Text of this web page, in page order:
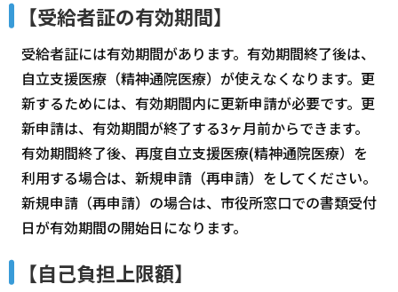
【受給者証の有効期間】
受給者証には有効期間があります。有効期間終了後は、
自立支援医療（精神通院医療）が使えなくなります。更
新するためには、有効期間内に更新申請が必要です。更
新申請は、有効期間が終了する3ヶ月前からできます。
有効期間終了後、再度自立支援医療(精神通院医療）を
利用する場合は、新規申請（再申請）をしてください。
新規申請（再申請）の場合は、市役所窓口での書類受付
日が有効期間の開始日になります。
【自己負担上限額】